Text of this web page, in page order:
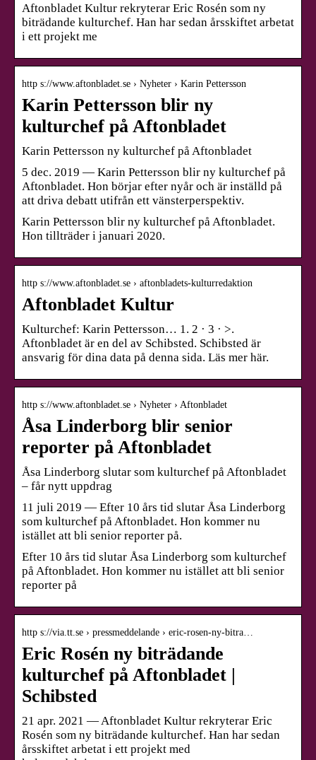
Aftonbladet Kultur rekryterar Eric Rosén som ny
biträdande kulturchef. Han har sedan årsskiftet arbetat
i ett projekt me
http s://www.aftonbladet.se › Nyheter › Karin Pettersson
Karin Pettersson blir ny
kulturchef på Aftonbladet
Karin Pettersson ny kulturchef på Aftonbladet
5 dec. 2019 — Karin Pettersson blir ny kulturchef på
Aftonbladet. Hon börjar efter nyår och är inställd på
att driva debatt utifrån ett vänsterperspektiv.
Karin Pettersson blir ny kulturchef på Aftonbladet.
Hon tillträder i januari 2020.
http s://www.aftonbladet.se › aftonbladets-kulturredaktion
Aftonbladet Kultur
Kulturchef: Karin Pettersson… 1. 2 · 3 · >.
Aftonbladet är en del av Schibsted. Schibsted är
ansvarig för dina data på denna sida. Läs mer här.
http s://www.aftonbladet.se › Nyheter › Aftonbladet
Åsa Linderborg blir senior
reporter på Aftonbladet
Åsa Linderborg slutar som kulturchef på Aftonbladet
– får nytt uppdrag
11 juli 2019 — Efter 10 års tid slutar Åsa Linderborg
som kulturchef på Aftonbladet. Hon kommer nu
istället att bli senior reporter på.
Efter 10 års tid slutar Åsa Linderborg som kulturchef
på Aftonbladet. Hon kommer nu istället att bli senior
reporter på
http s://via.tt.se › pressmeddelande › eric-rosen-ny-bitra…
Eric Rosén ny biträdande
kulturchef på Aftonbladet |
Schibsted
21 apr. 2021 — Aftonbladet Kultur rekryterar Eric
Rosén som ny biträdande kulturchef. Han har sedan
årsskiftet arbetat i ett projekt med